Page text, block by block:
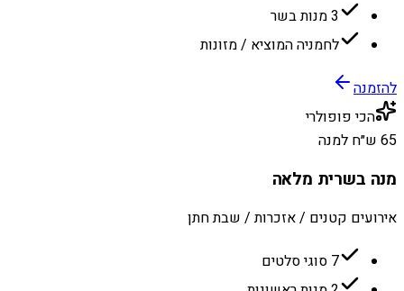
3 מנות בשר
לחמניה המוציא / מזונות
להזמנה
הכי פופולרי
65 ש״ח למנה
מנה בשרית מלאה
אירועים קטנים / אזכרות / שבת חתן
7 סוגי סלטים